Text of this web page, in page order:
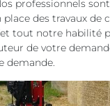
professionnels
des travaux de
tout notre habilité
de votre
demande.